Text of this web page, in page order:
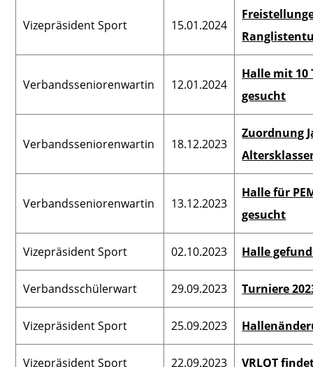
Vizepräsident Sport 15.01.2024
Verbandsseniorenwartin 12.01.2024
Halle mit 10
gesucht
Verbandsseniorenwartin 18.12.2023
Zuordnung
Verbandsseniorenwartin 13.12.2023
Halle für
gesucht
Vizepräsident Sport 02.10.2023 Halle
Verbandsschülerwart 29.09.2023 Turniere
Vizepräsident Sport 25.09.2023
Vizepräsident Sport 22.09.2023 VRLQT